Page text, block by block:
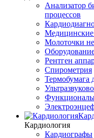
Анализатор
процессов
Молоточки
Рентген
Спирометрия
Термобумага
Кардиология
Кардиографы